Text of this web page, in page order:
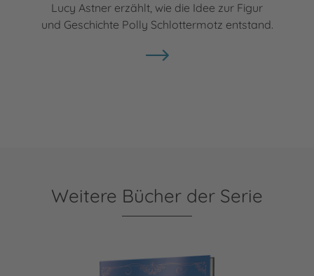
Lucy Astner erzählt, wie die Idee zur Figur
und Geschichte Polly Schlottermotz entstand.
Weitere Bücher der Serie